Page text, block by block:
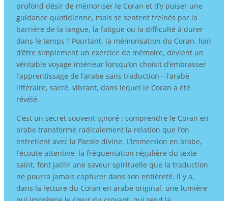
profond désir de mémoriser le Coran et d’y puiser une
guidance quotidienne, mais se sentent freinés par la
barrière de la langue, la fatigue ou la difficulté à durer
dans le temps ? Pourtant, la mémorisation du Coran, loin
d’être simplement un exercice de mémoire, devient un
véritable voyage intérieur lorsqu’on choisit d’embrasser
l’apprentissage de l’arabe sans traduction—l’arabe
littéraire, sacré, vibrant, dans lequel le Coran a été
révélé.
C’est un secret souvent ignoré : comprendre le Coran en
arabe transforme radicalement la relation que l’on
entretient avec la Parole divine. L’immersion en arabe,
l’écoute attentive, la fréquentation régulière du texte
saint, font jaillir une saveur spirituelle que la traduction
ne pourra jamais capturer dans son entièreté. Il y a,
dans la lecture du Coran en arabe original, une lumière